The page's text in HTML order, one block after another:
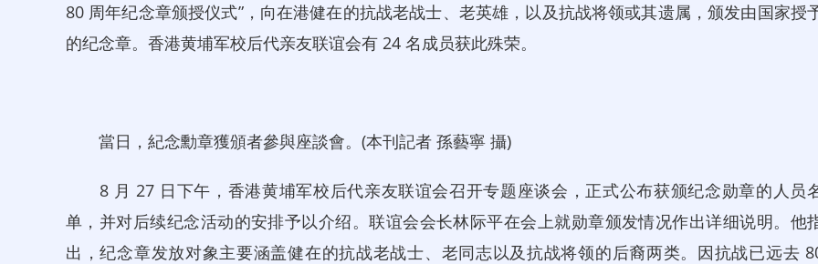
80 周年纪念章颁授仪式”，向在港健在的抗战老战士、老英雄，以及抗战将领或其遗属，颁发由国家授
的纪念章。香港黄埔军校后代亲友联谊会有 24 名成员获此殊荣。
當日，紀念勳章獲頒者參與座談會。(本刊記者 孫藝寧 攝)
8 月 27 日下午，香港黄埔军校后代亲友联谊会召开专题座谈会，正式公布获颁纪念勋章的人员
单，并对后续纪念活动的安排予以介绍。联谊会会长林际平在会上就勋章颁发情况作出详细说明。他
出，纪念章发放对象主要涵盖健在的抗战老战士、老同志以及抗战将领的后裔两类。因抗战已远去